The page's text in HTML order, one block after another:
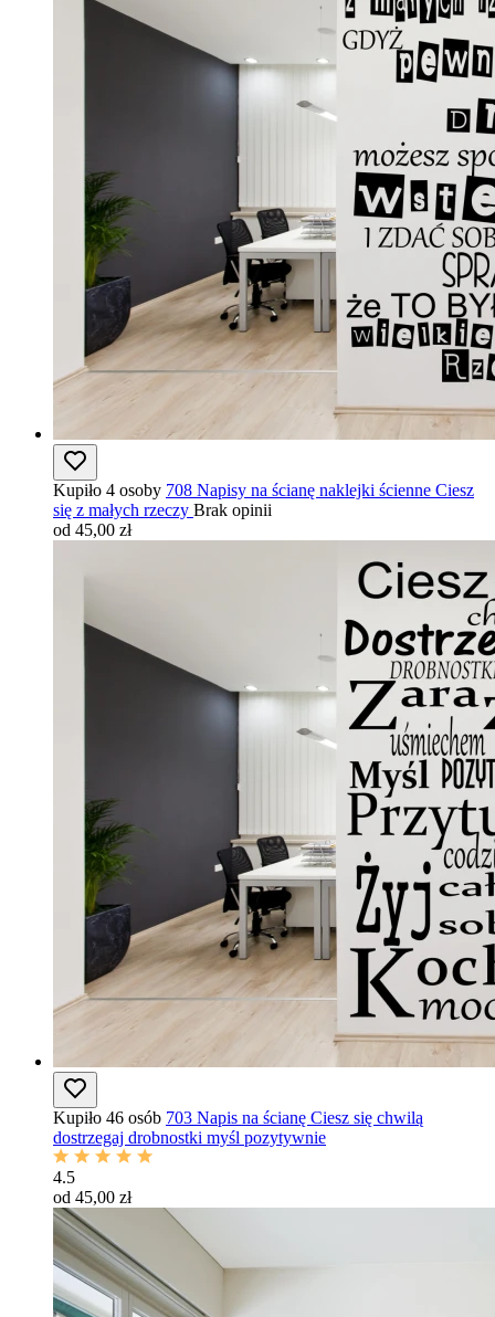
Kupiło 4 osoby 708 Napisy na ścianę naklejki ścienne Ciesz
się z małych rzeczy Brak opinii
od 45,00 zł
Kupiło 46 osób 703 Napis na ścianę Ciesz się chwilą
dostrzegaj drobnostki myśl pozytywnie
4.5
od 45,00 zł